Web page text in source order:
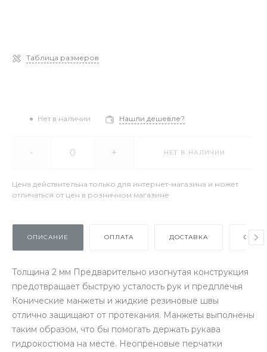
Таблица размеров
Нет в наличии Нашли дешевле?
- + НЕТ В НАЛИЧИИ
Цена действительна только для интернет-магазина и может
отличаться от цен в розничном магазине
ОПИСАНИЕ ОПЛАТА ДОСТАВКА
Толщина 2 мм Предварительно изогнутая конструкция
предотвращает быструю усталость рук и предплечья
Конические манжеты и жидкие резиновые швы
отлично защищают от протекания. Манжеты выполнены
таким образом, что бы помогать держать рукава
гидрокостюма на месте. Неопреновые перчатки